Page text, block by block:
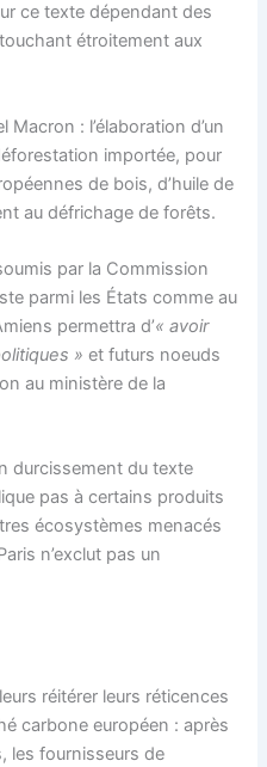
ce texte dépendant des
étroitement aux
Macron : l’élaboration d’un
importée, pour
de bois, d’huile de
au défrichage de forêts.
par la Commission
parmi les États comme au
permettra d’« avoir
» et futurs noeuds
au ministère de la
durcissement du texte
pas à certains produits
écosystèmes menacés
n’exclut pas un
réitérer leurs réticences
carbone européen : après
les fournisseurs de